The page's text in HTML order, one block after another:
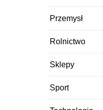
Przemysł
Rolnictwo
Sklepy
Sport